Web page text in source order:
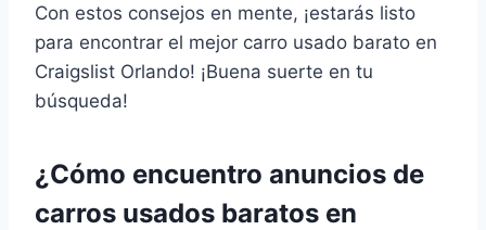
Con estos consejos en mente, ¡estarás listo
para encontrar el mejor carro usado barato en
Craigslist Orlando! ¡Buena suerte en tu
búsqueda!
¿Cómo encuentro anuncios de
carros usados baratos en